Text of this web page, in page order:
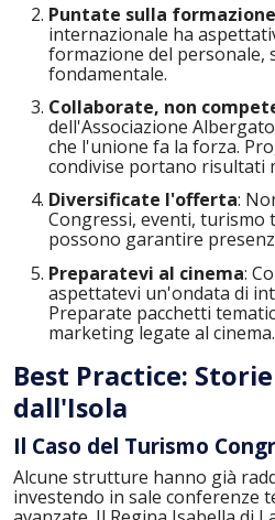
Puntate sulla formazione
internazionale ha
formazione del
fondamentale.
Collaborate, non
dell'Associazione
che l'unione fa la forza.
condivise portano risultati
Diversificate l'offerta:
Congressi, eventi, turismo
possono garantire
Preparatevi al cinema:
aspettatevi un'ondata di
Preparate pacchetti
marketing legate al cinema.
Best Practice:
dall'Isola
Il Caso del Turismo
Alcune strutture hanno già
investendo in sale conferenze